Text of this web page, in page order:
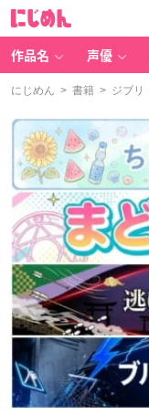
作品名 声優
にじめん > 書籍 > ジブリ